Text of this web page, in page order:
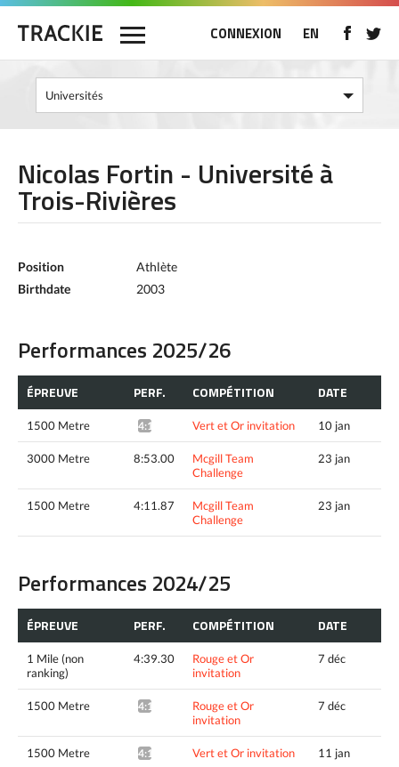
CONNEXION EN
Nicolas Fortin - Université à
Trois-Rivières
Position
Athlète
Birthdate
2003
Performances 2025/26
ÉPREUVE PERF. COMPÉTITION DATE
1500 Metre 4:10.35* Vert et Or invitation 10 jan
3000 Metre 8:53.00
Mcgill Team
Challenge
23 jan
1500 Metre 4:11.87
Mcgill Team
Challenge
23 jan
Performances 2024/25
ÉPREUVE PERF. COMPÉTITION DATE
1 Mile (non
ranking)
4:39.30
Rouge et Or
invitation
7 déc
1500 Metre 4:18.85^
Rouge et Or
invitation
7 déc
1500 Metre 4:11.77* Vert et Or invitation 11 jan